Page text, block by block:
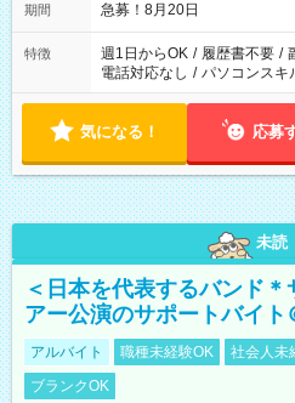
期間 急募！8月20日
特徴 週1日からOK / 履歴書不要 /
電話対応なし / パソコンスキ
気になる！ 応募
未読
＜日本を代表するバンド
アー公演のサポートバイト
アルバイト 職種未経験OK 社会人未
ブランクOK